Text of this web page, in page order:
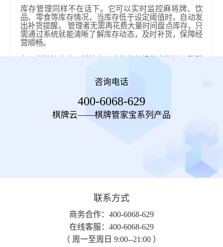
库存管理同样不在话下。它可以实时监控麻将牌、饮
品、零食等库存情况，当库存低于设定阈值时，自动发
出补货提醒。 管理者无需再花费大量时间盘点库存，只
需通过系统就能清晰了解库存动态，及时补货，保障经
营顺畅。​
质与拓展业务上。 它不仅提高了管理效率，降低了运营
成本，还能通过数据统计分析，为经营决策提供有力支
出，实现更高效、更智能的经营。不妨尝试一下，让棋
牌管家宝成为您事业腾飞的得力助手。
咨询电话
400-6068-629
棋牌云——棋牌管家宝系列产品
联系方式
商务合作：400-6068-629
在线客服：400-6068-629
（ 周一至周日 9:00--21:00 ）